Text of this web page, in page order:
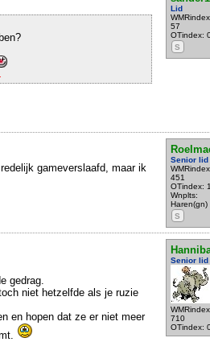
Lid
57
OTindex:
S
Senior lid
451
OTindex:
Wnplts:
Haren(gn)
S
gameverslaafd, maar ik
Senior lid
710
OTindex:
gedrag.
niet hetzelfde als je ruzie
en hopen dat ze er niet meer